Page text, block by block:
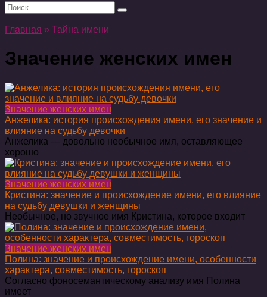
Search
for:
Главная » Тайна имени
Значение женских имен
Значение женских имен
Анжелика: история происхождения имени, его значение и
влияние на судьбу девочки
Анжелика — довольно необычное имя, оставляющее
хорошо
Значение женских имен
Кристина: значение и происхождение имени, его влияние
на судьбу девушки и женщины
Необычное, но звучное имя Кристина, которое входит
Значение женских имен
Полина: значение и происхождение имени, особенности
характера, совместимость, гороскоп
Согласно фоносемантическому анализу имя Полина
имеет